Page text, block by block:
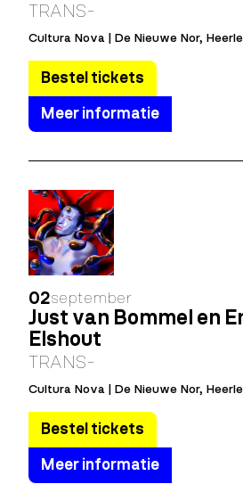
TRANS-
Cultura Nova | De Nieuwe Nor,
Bestel tickets
Meer informatie
02september
Just van Bommel en
Elshout
TRANS-
Cultura Nova | De Nieuwe Nor,
Bestel tickets
Meer informatie